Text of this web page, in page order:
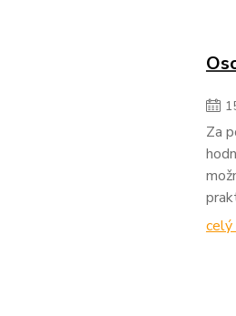
Za
celý